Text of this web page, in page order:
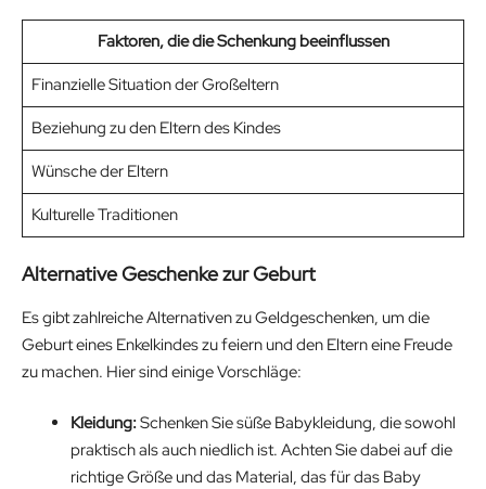
Faktoren, die die Schenkung beeinflussen
Finanzielle Situation der Großeltern
Beziehung zu den Eltern des Kindes
Wünsche der Eltern
Kulturelle Traditionen
Alternative Geschenke zur Geburt
Es gibt zahlreiche Alternativen zu Geldgeschenken, um die
Geburt eines Enkelkindes zu feiern und den Eltern eine Freude
zu machen. Hier sind einige Vorschläge:
Kleidung:Schenken Sie süße Babykleidung, die sowohl
praktisch als auch niedlich ist. Achten Sie dabei auf die
richtige Größe und das Material, das für das Baby